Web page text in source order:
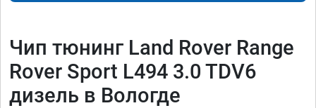
Чип тюнинг Land Rover Range
Rover Sport L494 3.0 TDV6
дизель в Вологде